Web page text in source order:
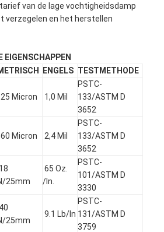
van de lage vochtigheidsdamp
verzegelen en het herstellen
EIGENSCHAPPEN
ENGELS TESTMETHODE
25 Micron 1,0 Mil
PSTC-
133/ASTM D
3652
60 Micron 2,4 Mil
PSTC-
133/ASTM D
3652
18
25mm
65 Oz.
/In.
PSTC-
101/ASTM D
3330
40
25mm
9.1 Lb/In
PSTC-
131/ASTM D
3759